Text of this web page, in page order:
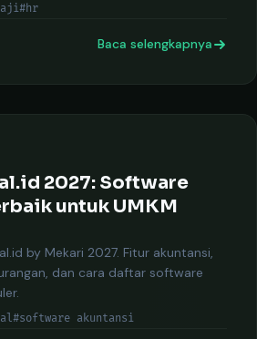
#hr
Baca selengkapnya
2027: Software
untuk UMKM
by Mekari 2027. Fitur akuntansi,
dan cara daftar software
#software akuntansi